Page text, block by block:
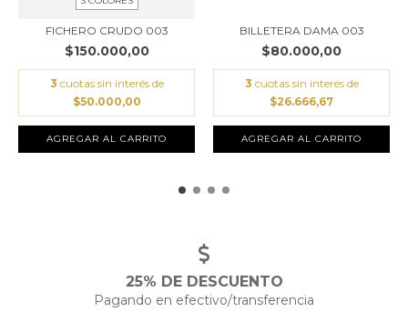
FICHERO CRUDO 003
$150.000,00
3 cuotas sin interés de
$50.000,00
AGREGAR AL CARRITO
BILLETERA DAMA 003
$80.000,00
3 cuotas sin interés de
$26.666,67
AGREGAR AL CARRITO
25% DE DESCUENTO
Pagando en efectivo/transferencia